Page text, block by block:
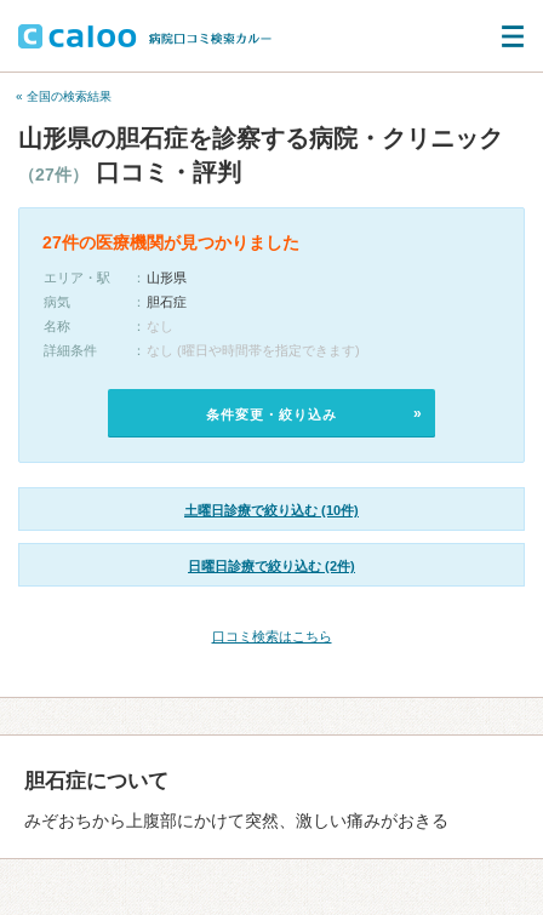
« 全国の検索結果
山形県の胆石症を診察する病院・クリニック
（27件） 口コミ・評判
27件の医療機関が見つかりました
エリア・駅
山形県
病気
胆石症
名称
なし
詳細条件
なし (曜日や時間帯を指定できます)
条件変更・絞り込み
土曜日診療で絞り込む (10件)
日曜日診療で絞り込む (2件)
口コミ検索はこちら
胆石症について
みぞおちから上腹部にかけて突然、激しい痛みがおきる